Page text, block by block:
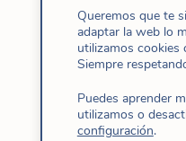
desde su palabra y
fundamental de vida.
Francisco y te
qué novedad
Queremos que te
adaptar la web lo
utilizamos cookies
Siempre
Puedes aprender
utilizamos o
configuración.